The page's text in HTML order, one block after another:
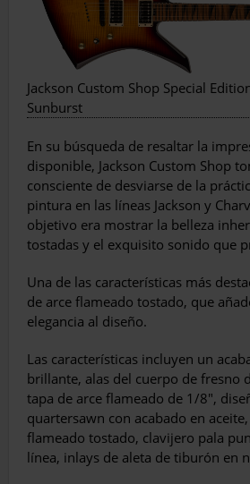
Jackson Custom Shop Special
Sunburst
En su búsqueda de resaltar la
disponible, Jackson Custom Shop
consciente de desviarse de la
pintura en las líneas Jackson y
objetivo era mostrar la belleza
tostadas y el exquisito sonido que
Una de las características más
de arce flameado tostado, que
elegancia al diseño.
Las características incluyen un
brillante, alas del cuerpo de fresno
tapa de arce flameado de 1/8″,
quartersawn con acabado en
flameado tostado, clavijero pala
línea, inlays de aleta de tiburón en